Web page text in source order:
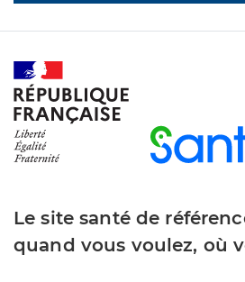
Le site santé de
quand vous voulez, où